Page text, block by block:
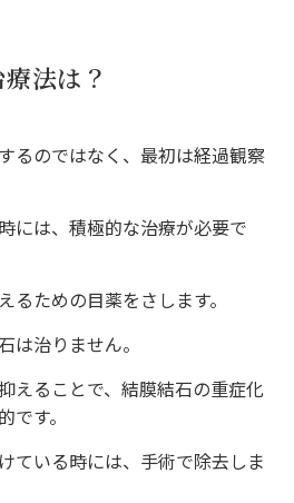
法は？
るのではなく、最初は経過観察
には、積極的な治療が必要で
るための目薬をさします。
は治りません。
えることで、結膜結石の重症化
す。
ている時には、手術で除去しま